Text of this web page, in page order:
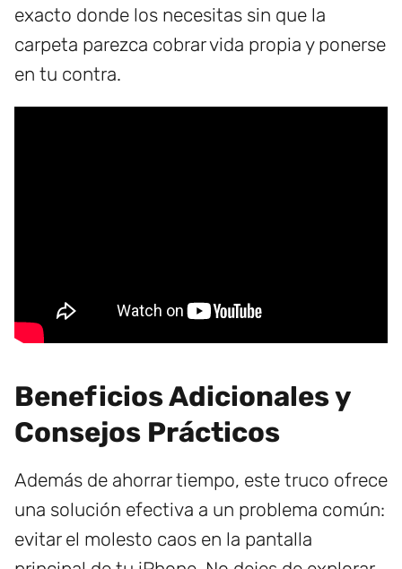
exacto donde los necesitas sin que la
carpeta parezca cobrar vida propia y ponerse
en tu contra.
Beneficios Adicionales y
Consejos Prácticos
Además de ahorrar tiempo, este truco ofrece
una solución efectiva a un problema común:
evitar el molesto caos en la pantalla